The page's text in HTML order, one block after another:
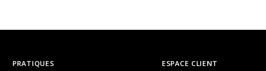
PRATIQUES
ESPACE CLIENT